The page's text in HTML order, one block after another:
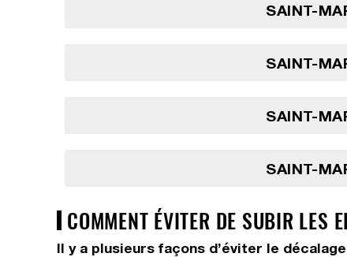
SAINT-
SAINT-
SAINT-
SAINT-
COMMENT ÉVITER DE SUBIR LES
Il y a plusieurs façons d’éviter le